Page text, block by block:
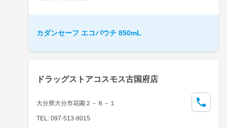
カダンセーフ エコパウチ 850mL
ドラッグストアコスモス古国府店
大分県大分市花園２－８－１
TEL: 097-513-8015